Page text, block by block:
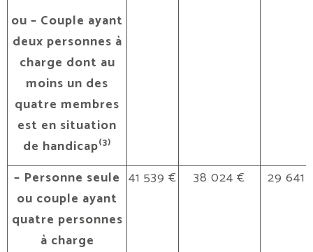
ou – Couple ayant
deux personnes à
charge dont au
moins un des
quatre membres
est en situation
de handicap(3)
– Personne seule
ou couple ayant
quatre personnes
à charge
41 539 € 38 024 € 29 641